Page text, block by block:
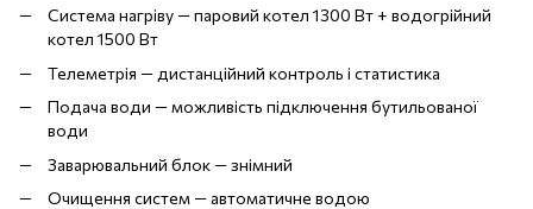
Система нагріву — паровий котел 1300 Вт + водогрійний
котел 1500 Вт
Телеметрія — дистанційний контроль і статистика
Подача води — можливість підключення бутильованої
води
Заварювальний блок — знімний
Очищення систем — автоматичне водою